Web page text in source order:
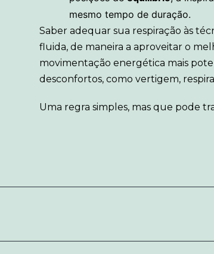
mesmo tempo de duração.
Saber adequar sua respiração às
fluida, de maneira a aproveitar o
movimentação energética mais
desconfortos, como vertigem,
Uma regra simples, mas que pode